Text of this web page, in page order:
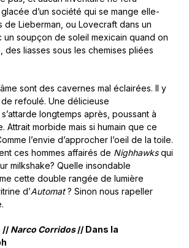
d’un société qui se mange elle-
de Lieberman, ou Lovecraft dans un
un soupçon de soleil mexicain quand on
des liasses sous les chemises pliées
sont des cavernes mal éclairées. Il y
refoulé. Une délicieuse
longtemps après, poussant à
Attrait morbide mais si humain que ce
l’envie d’approcher l’oeil de la toile.
ces hommes affairés de Nighhawksqui
milkshake? Quelle insondable
cette double rangée de lumière
d’Automat? Sinon nous rapeller
// Narco Corridos// Dans la